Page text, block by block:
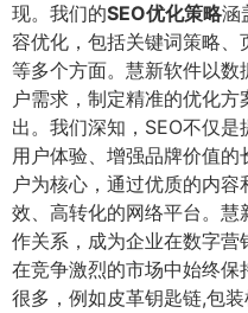
现。我们的SEO优化策略涵
容优化，包括关键词策略
等多个方面。慧新软件以
户需求，制定精准的优化
出。我们深知，SEO不仅
用户体验、增强品牌价值
户为核心，通过优质的内
效、高转化的网络平台。
作关系，成为企业在数字
在竞争激烈的市场中始终
很多，例如皮革钥匙链,包